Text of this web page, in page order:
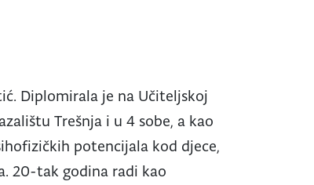
Diplomirala je na Učiteljskoj
Trešnja i u 4 sobe, a kao
potencijala kod djece,
20-tak godina radi kao